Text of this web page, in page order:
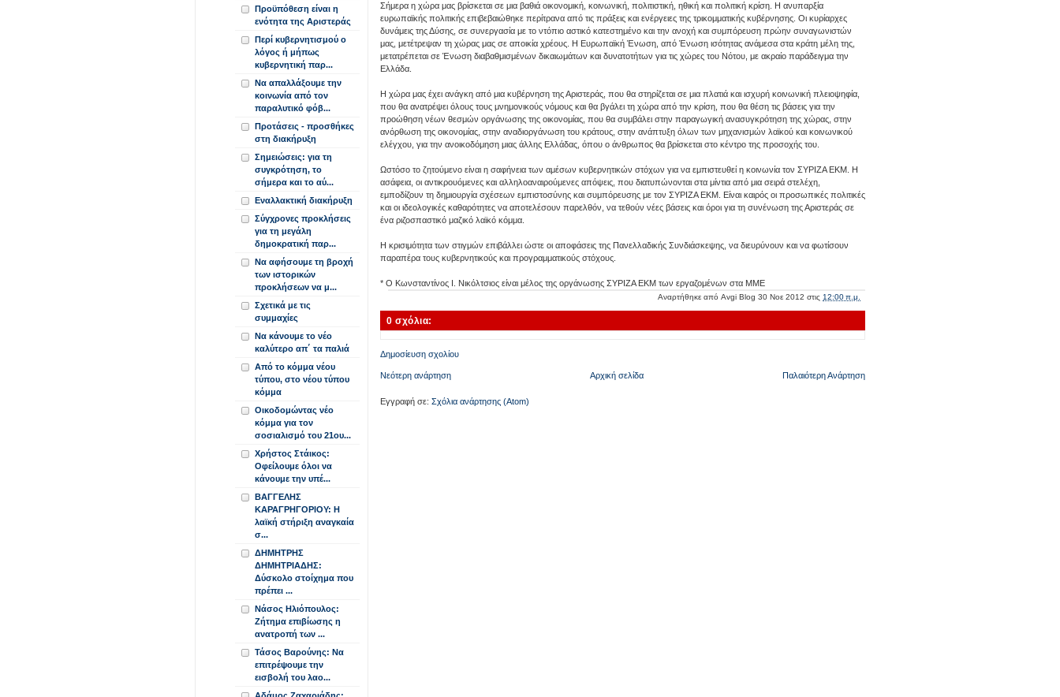
Σήμερα η χώρα μας βρίσκεται σε μια βαθιά οικονομική, κοινωνική, πολιτιστική, ηθική και πολιτική κρίση. Η ανυπαρξία
ευρωπαϊκής πολιτικής επιβεβαιώθηκε περίτρανα από τις πράξεις και ενέργειες της τρικομματικής κυβέρνησης. Οι κυρίαρχες
δυνάμεις της Δύσης, σε συνεργασία με το ντόπιο αστικό κατεστημένο και την ανοχή και συμπόρευση πρώην συναγωνιστών
μας, μετέτρεψαν τη χώρας μας σε αποικία χρέους. Η Ευρωπαϊκή Ένωση, από Ένωση ισότητας ανάμεσα στα κράτη μέλη της,
μετατρέπεται σε Ένωση διαβαθμισμένων δικαιωμάτων και δυνατοτήτων για τις χώρες του Νότου, με ακραίο παράδειγμα την
Ελλάδα.
Η χώρα μας έχει ανάγκη από μια κυβέρνηση της Αριστεράς, που θα στηρίζεται σε μια πλατιά και ισχυρή κοινωνική πλειοψηφία,
που θα ανατρέψει όλους τους μνημονικούς νόμους και θα βγάλει τη χώρα από την κρίση, που θα θέση τις βάσεις για την
προώθηση νέων θεσμών οργάνωσης της οικονομίας, που θα συμβάλει στην παραγωγική ανασυγκρότηση της χώρας, στην
ανόρθωση της οικονομίας, στην αναδιοργάνωση του κράτους, στην ανάπτυξη όλων των μηχανισμών λαϊκού και κοινωνικού
ελέγχου, για την ανοικοδόμηση μιας άλλης Ελλάδας, όπου ο άνθρωπος θα βρίσκεται στο κέντρο της προσοχής του.
Ωστόσο το ζητούμενο είναι η σαφήνεια των αμέσων κυβερνητικών στόχων για να εμπιστευθεί η κοινωνία τον ΣΥΡΙΖΑ ΕΚΜ. Η
ασάφεια, οι αντικρουόμενες και αλληλοαναιρούμενες απόψεις, που διατυπώνονται στα μίντια από μια σειρά στελέχη,
εμποδίζουν τη δημιουργία σχέσεων εμπιστοσύνης και συμπόρευσης με τον ΣΥΡΙΖΑ ΕΚΜ. Είναι καιρός οι προσωπικές πολιτικές
και οι ιδεολογικές καθαρότητες να αποτελέσουν παρελθόν, να τεθούν νέες βάσεις και όροι για τη συνένωση της Αριστεράς σε
ένα ριζοσπαστικό μαζικό λαϊκό κόμμα.
Η κρισιμότητα των στιγμών επιβάλλει ώστε οι αποφάσεις της Πανελλαδικής Συνδιάσκεψης, να διευρύνουν και να φωτίσουν
παραπέρα τους κυβερνητικούς και προγραμματικούς στόχους.
* Ο Κωνσταντίνος Ι. Νικόλτσιος είναι μέλος της οργάνωσης ΣΥΡΙΖΑ ΕΚΜ των εργαζομένων στα ΜΜΕ
Αναρτήθηκε από Avgi Blog 30 Νοε 2012 στις 12:00 π.μ.
0 σχόλια:
Δημοσίευση σχολίου
Νεότερη ανάρτηση Παλαιότερη Ανάρτηση
Αρχική σελίδα
Εγγραφή σε: Σχόλια ανάρτησης (Atom)
Προϋπόθεση είναι η
ενότητα της Αριστεράς
Περί κυβερνητισμού ο
λόγος ή μήπως
κυβερνητική παρ...
Να απαλλάξουμε την
κοινωνία από τον
παραλυτικό φόβ...
Προτάσεις - προσθήκες
στη διακήρυξη
Σημειώσεις: για τη
συγκρότηση, το
σήμερα και το αύ...
Εναλλακτική διακήρυξη
Σύγχρονες προκλήσεις
για τη μεγάλη
δημοκρατική παρ...
Να αφήσουμε τη βροχή
των ιστορικών
προκλήσεων να μ...
Σχετικά με τις
συμμαχίες
Να κάνουμε το νέο
καλύτερο απ΄ τα παλιά
Από το κόμμα νέου
τύπου, στο νέου τύπου
κόμμα
Οικοδομώντας νέο
κόμμα για τον
σοσιαλισμό του 21ου...
Χρήστος Στάικος:
Οφείλουμε όλοι να
κάνουμε την υπέ...
ΒΑΓΓΕΛΗΣ
ΚΑΡΑΓΡΗΓΟΡΙΟΥ: Η
λαϊκή στήριξη αναγκαία
σ...
ΔΗΜΗΤΡΗΣ
ΔΗΜΗΤΡΙΑΔΗΣ:
Δύσκολο στοίχημα που
πρέπει ...
Νάσος Ηλιόπουλος:
Ζήτημα επιβίωσης η
ανατροπή των ...
Τάσος Βαρούνης: Να
επιτρέψουμε την
εισβολή του λαο...